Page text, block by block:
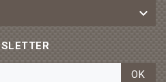

OK